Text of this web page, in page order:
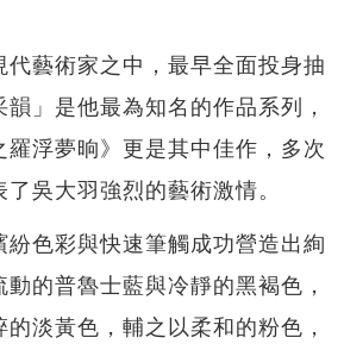
藝術家之中，最早全面投身抽
」是他最為知名的作品系列，
浮夢晌》更是其中佳作，多次
吳大羽強烈的藝術激情。
色彩與快速筆觸成功營造出絢
的普魯士藍與冷靜的黑褐色，
淡黃色，輔之以柔和的粉色，